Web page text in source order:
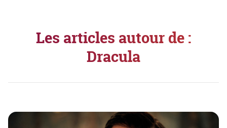
Les articles autour de :
Dracula